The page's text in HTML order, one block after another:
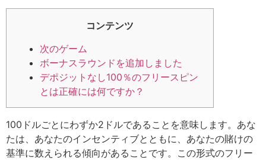
コンテンツ
次のゲーム
ボーナスラウンドを追加しました
デポジットなし100％のフリースピン
とは正確には何ですか？
100ドルごとにわずか2ドルであることを意味します。あな
たは、あなたのインセンティブとともに、あなたの賭けの
基準に数えられる傾向があることです。この形式のフリー